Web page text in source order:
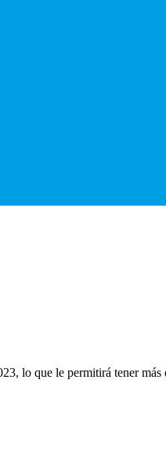
lo que le permitirá tener